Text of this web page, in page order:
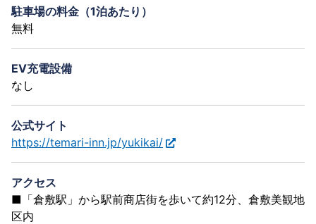
駐車場の料金（1泊あたり）
無料
EV充電設備
なし
公式サイト
https://temari-inn.jp/yukikai/
アクセス
■「倉敷駅」から駅前商店街を歩いて約12分、倉敷美観地
区内